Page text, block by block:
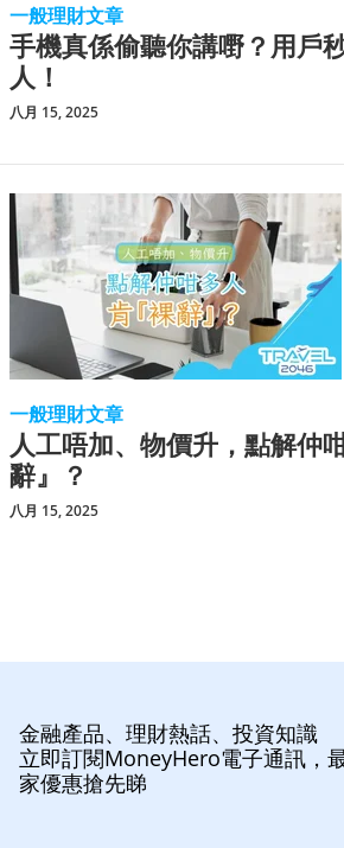
一般理財文章
手機真係偷聽你講嘢？用戶
人！
八月 15, 2025
一般理財文章
人工唔加、物價升，點解仲
辭』？
八月 15, 2025
金融產品、理財熱話、投資知識
立即訂閱MoneyHero電子通訊，
家優惠搶先睇